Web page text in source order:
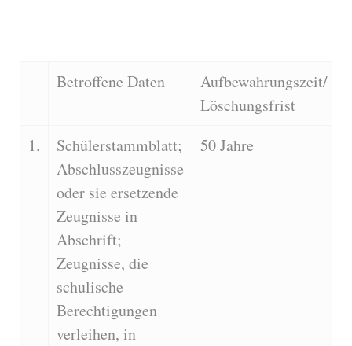
Betroffene Daten
Aufbewahrungszeit/
Löschungsfrist
1.
Schülerstammblatt;
Abschlusszeugnisse
oder sie ersetzende
Zeugnisse in
Abschrift;
Zeugnisse, die
schulische
Berechtigungen
verleihen, in
50 Jahre